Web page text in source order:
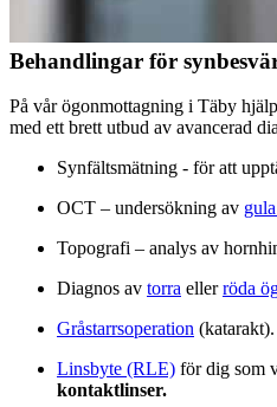
Behandlingar för
På vår ögonmottagning i Täby
med ett brett utbud av avancerad
Synfältsmätning - för att
OCT – undersökning av
Topografi – analys av
Diagnos av torra ellerröda
Gråstarrsoperation (katarakt).
Linsbyte (RLE) för dig som
kontaktlinser.